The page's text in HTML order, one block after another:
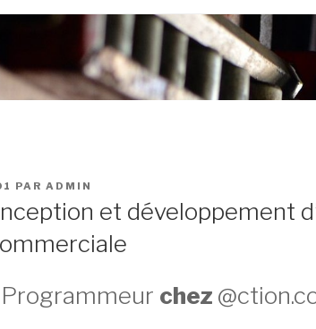
PAR ADMIN
et développement
chez